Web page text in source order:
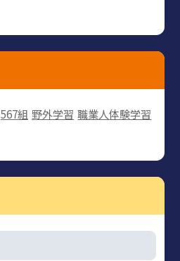
567組 野外学習 職業人体験学習